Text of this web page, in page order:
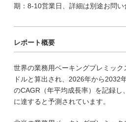
期：8-10営業日、詳細は別途お問い
レポート概要
世界の業務用ベーキングプレミッ
ドルと算出され、2026年から2032
のCAGR（年平均成長率）を記録し
に達すると予測されています。